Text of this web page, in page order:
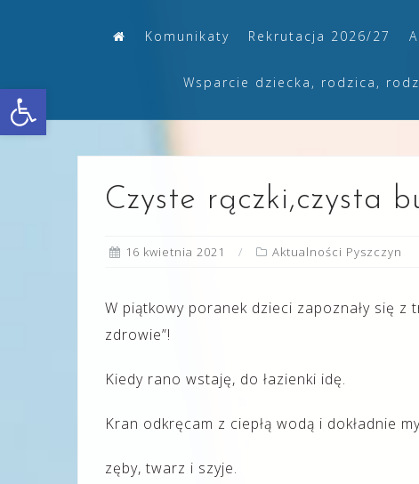
Otwórz pasek narzędzi
Komunikaty Rekrutacja 2026/27
Wsparcie dziecka, rodzica,
Czyste rączki,czysta
16 kwietnia 2021 Aktualności Pyszczyn
W piątkowy poranek dzieci zapoznały się z
zdrowie”!
Kiedy rano wstaję, do łazienki idę.
Kran odkręcam z ciepłą wodą i dokładnie
zęby, twarz i szyje.